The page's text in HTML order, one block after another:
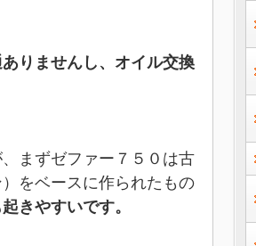
りませんし、オイル交換
まずゼファー７５０は古
をベースに作られたもの
きやすいです。